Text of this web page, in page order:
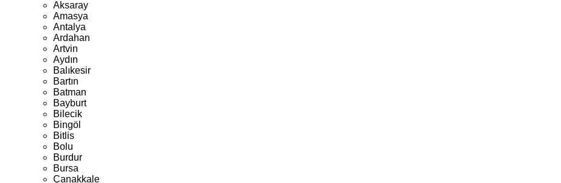
Aksaray
Amasya
Antalya
Ardahan
Artvin
Aydın
Balıkesir
Bartın
Batman
Bayburt
Bilecik
Bingöl
Bitlis
Bolu
Burdur
Bursa
Çanakkale